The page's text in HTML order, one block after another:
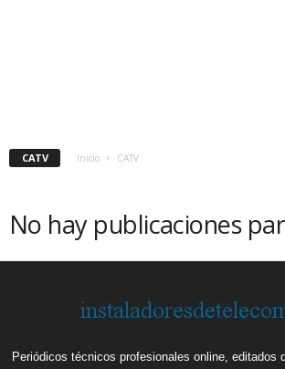
CATV Inicio CATV
No hay publicaciones
Periódicos técnicos profesionales online, editados